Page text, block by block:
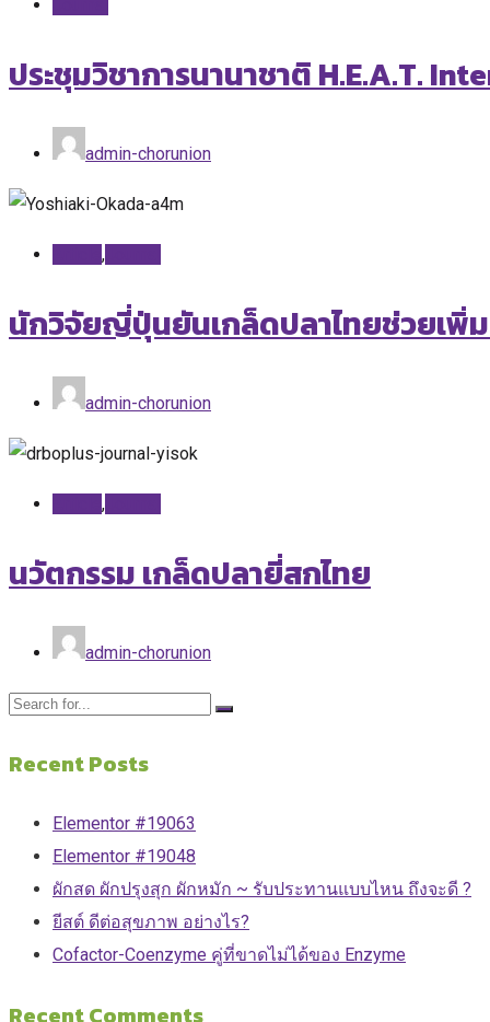
ประชุมวิชาการนานาชาติ H.E.A.T.
admin-chorunion
,
นักวิจัยญี่ปุ่นยันเกล็ดปลาไทยช่วยเพิ่
admin-chorunion
,
นวัตกรรม เกล็ดปลายี่สกไทย
admin-chorunion
Recent Posts
Elementor #19063
Elementor #19048
ผักสด ผักปรุงสุก ผักหมัก ~ รับประทานแบบไหน ถึงจะดี ?
ยีสต์ ดีต่อสุขภาพ อย่างไร?
Cofactor-Coenzyme คู่ที่ขาดไม่ได้ของ Enzyme